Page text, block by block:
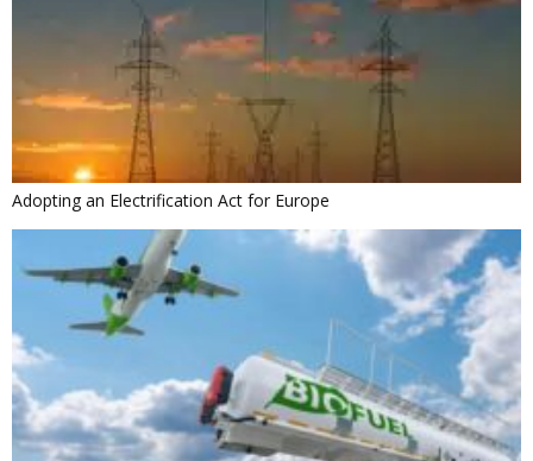
Adopting an Electrification Act for Europe